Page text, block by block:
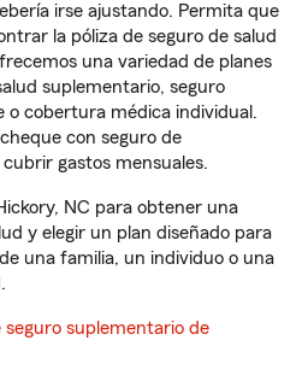
irse ajustando. Permita que
la póliza de seguro de salud
una variedad de planes
suplementario, seguro
o cobertura médica individual.
con seguro de
gastos mensuales.
NC para obtener una
y elegir un plan diseñado para
una familia, un individuo o una
seguro suplementario de